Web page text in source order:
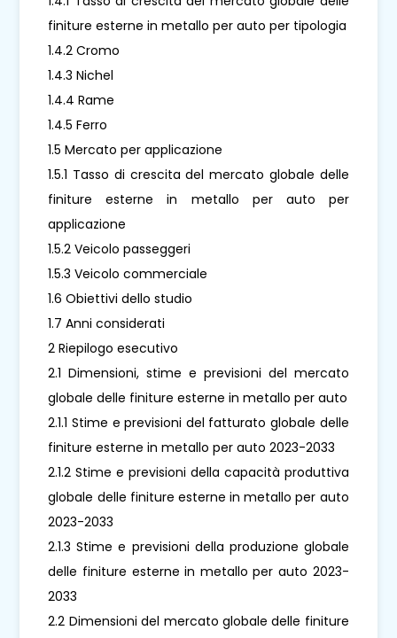
finiture esterne in metallo per auto per tipologia
1.4.2 Cromo
1.4.3 Nichel
1.4.4 Rame
1.4.5 Ferro
1.5 Mercato per applicazione
1.5.1 Tasso di crescita del mercato globale delle
finiture esterne in metallo per auto per
applicazione
1.5.2 Veicolo passeggeri
1.5.3 Veicolo commerciale
1.6 Obiettivi dello studio
1.7 Anni considerati
2 Riepilogo esecutivo
2.1 Dimensioni, stime e previsioni del mercato
globale delle finiture esterne in metallo per auto
2.1.1 Stime e previsioni del fatturato globale delle
finiture esterne in metallo per auto 2023-2033
2.1.2 Stime e previsioni della capacità produttiva
globale delle finiture esterne in metallo per auto
2023-2033
2.1.3 Stime e previsioni della produzione globale
delle finiture esterne in metallo per auto 2023-
2033
2.2 Dimensioni del mercato globale delle finiture